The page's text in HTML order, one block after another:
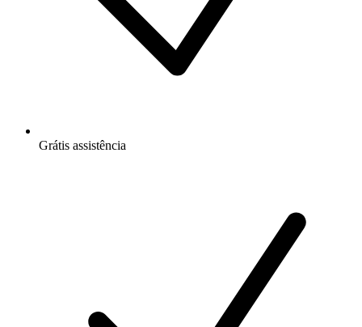
Grátis assistência